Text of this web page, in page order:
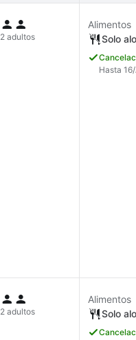
2 adultos
Alimentos
Solo
Hasta
2 adultos
Alimentos
Solo